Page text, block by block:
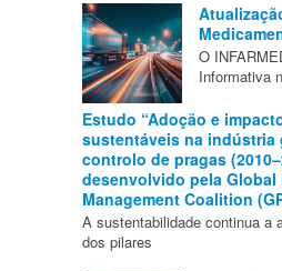
O
Informativa
Estudo “Adoção e
sustentáveis na indústria
controlo de pragas
desenvolvido pela Global
Management Coalition
A sustentabilidade continua a
dos pilares